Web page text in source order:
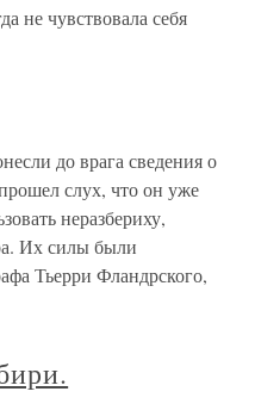
не чувствовала себя
до врага сведения о
слух, что он уже
неразбериху,
Их силы были
Тьерри Фландрского,